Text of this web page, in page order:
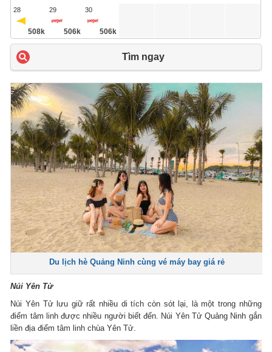
28
508k
29
506k
30
506k
Tìm ngay
Du lịch hè Quảng Ninh cùng vé máy bay giá rẻ
Núi Yên Tử
Núi Yên Tử lưu giữ rất nhiều di tích còn sót lại, là một trong những
điểm tâm linh được nhiều người biết đến. Núi Yên Tử Quảng Ninh gắn
liền địa điểm tâm linh chùa Yên Tử.